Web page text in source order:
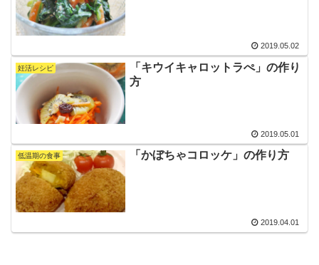
2019.05.02
妊活レシピ
「キウイキャロットラぺ」の作り
方
2019.05.01
低温期の食事 「かぼちゃコロッケ」の作り方
2019.04.01